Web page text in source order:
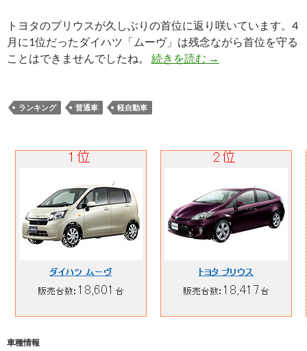
トヨタのプリウスが久しぶりの首位に返り咲いています。4
月に1位だったダイハツ「ムーヴ」は残念ながら首位を守る
ことはできませんでしたね。 続きを読む →
ランキング 普通車 軽自動車
車種情報